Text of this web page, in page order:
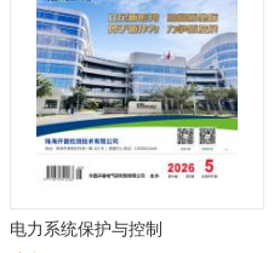
电力系统保护与控制